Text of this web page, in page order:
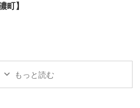
町】
もっと読む